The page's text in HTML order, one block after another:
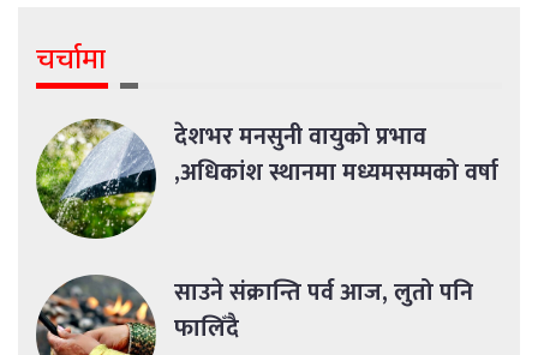
चर्चामा
देशभर मनसुनी वायुको प्रभाव
,अधिकांश स्थानमा मध्यमसम्मको वर्षा
साउने संक्रान्ति पर्व आज, लुतो पनि
फालिँदै